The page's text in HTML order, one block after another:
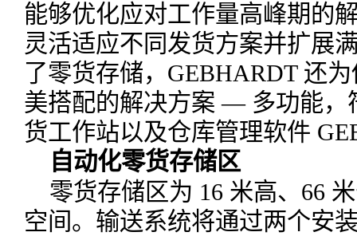
能够优化应对工作量高峰期的
灵活适应不同发货方案并扩展
了零货存储，GEBHARDT 还
美搭配的解决方案 — 多功能，
货工作站以及仓库管理软件
自动化零货存储区
零货存储区为 16 米高、66
空间。输送系统将通过两个安